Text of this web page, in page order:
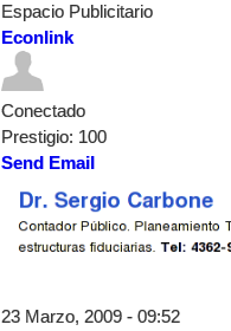
Espacio Publicitario
Econlink
Conectado
Prestigio: 100
Send Email
23 Marzo, 2009 - 09:52